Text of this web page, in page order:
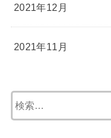
2021年12月
2021年11月